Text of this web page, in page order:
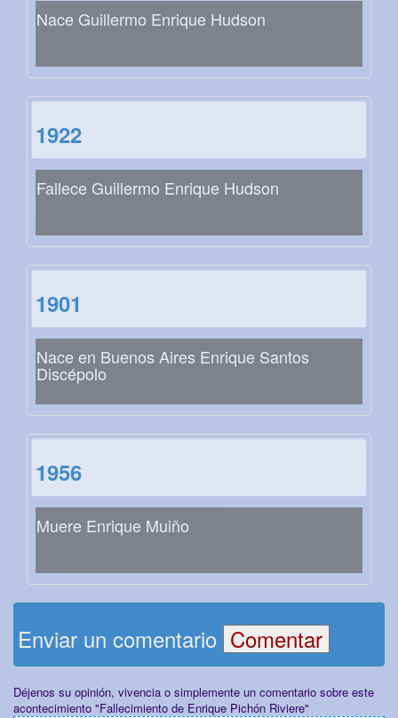
Nace Guillermo Enrique Hudson
1922
Fallece Guillermo Enrique Hudson
1901
Nace en Buenos Aires Enrique Santos
Discépolo
1956
Muere Enrique Muiño
Enviar un comentario
Déjenos su opinión, vivencia o simplemente un comentario sobre este
acontecimiento "Fallecimiento de Enrique Pichón Riviere"